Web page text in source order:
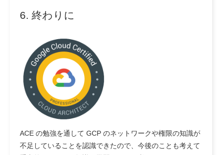
6. 終わりに
ACE の勉強を通して GCP のネットワークや権限の知識が
不足していることを認識できたので、今後のことも考えて